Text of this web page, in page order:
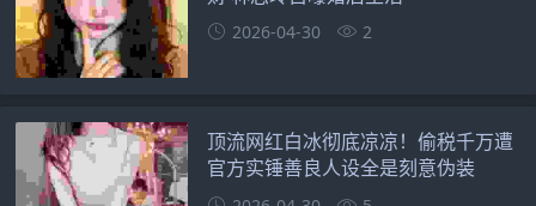
2026-04-30 2
顶流网红白冰彻底凉凉！偷税千万遭
官方实锤善良人设全是刻意伪装